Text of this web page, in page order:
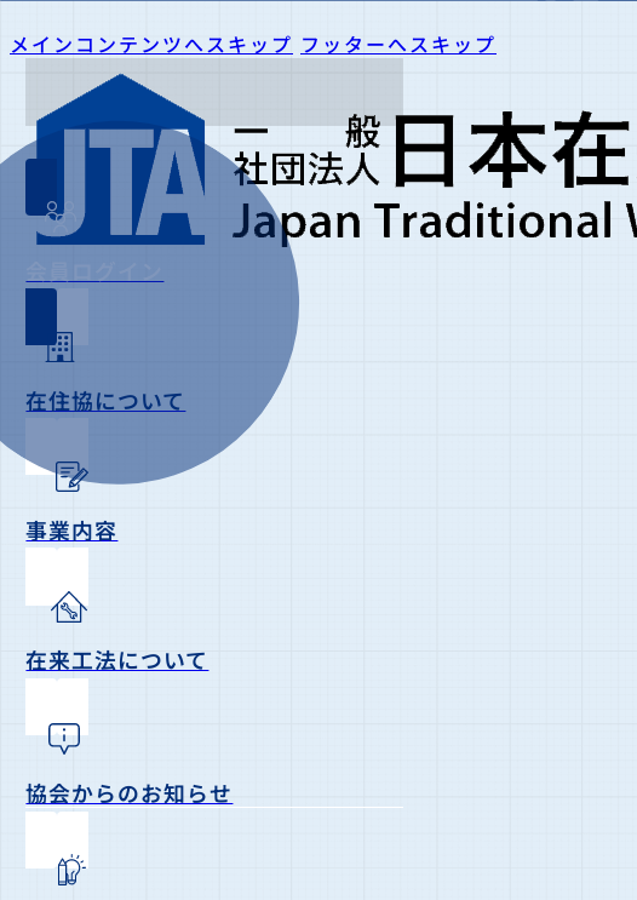
メインコンテンツへスキップ フッターへスキップ
在住協について
事業内容
在来工法について
協会からのお知らせ